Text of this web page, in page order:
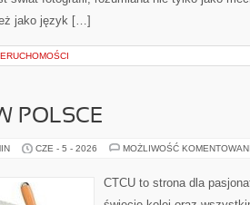
jako język […]
POLSCE
CZE - 5 - 2026 MOŻLIWOŚĆ
CTCU to strona dla